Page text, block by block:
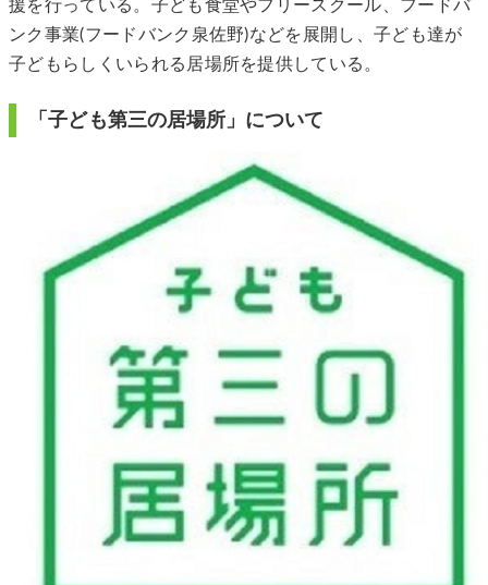
援を行っている。子ども食堂やフリースクール、フードバ
ンク事業(フードバンク泉佐野)などを展開し、子ども達が
子どもらしくいられる居場所を提供している。
「子ども第三の居場所」について